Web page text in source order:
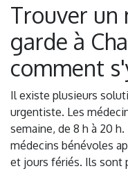
Trouver un
garde à
comment
Il existe plusieurs
urgentiste. Les
semaine, de 8 h à 20
médecins bénévoles
et jours fériés. Ils sont